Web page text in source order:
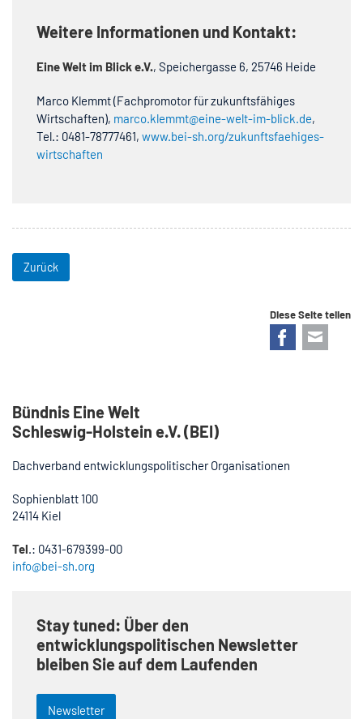
Weitere Informationen und Kontakt:
Eine Welt im Blick e.V., Speichergasse 6, 25746 Heide
Marco Klemmt (Fachpromotor für zukunftsfähiges
Wirtschaften), marco.klemmt@eine-welt-im-blick.de,
Tel.: 0481-78777461, www.bei-sh.org/zukunftsfaehiges-
wirtschaften
Zurück
Diese Seite teilen
Facebook
Bündnis Eine Welt
Schleswig-Holstein e.V. (BEI)
Dachverband entwicklungspolitischer Organisationen
Sophienblatt 100
24114 Kiel
Tel.: 0431-679399-00
info@bei-sh.org
Stay tuned: Über den
entwicklungspolitischen Newsletter
bleiben Sie auf dem Laufenden
Newsletter